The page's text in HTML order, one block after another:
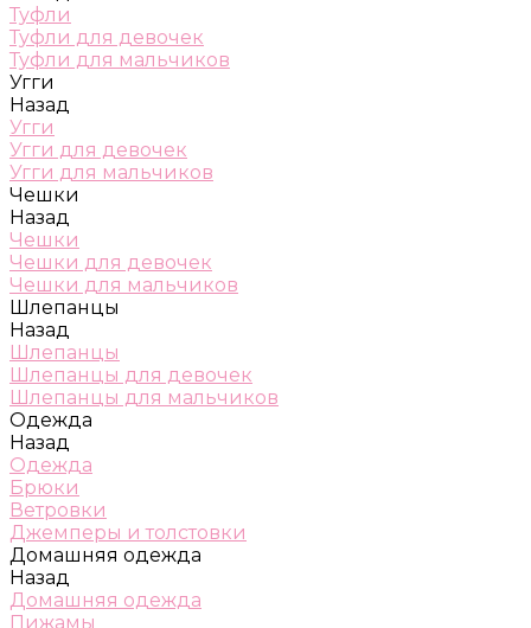
Туфли
Туфли для девочек
Туфли для мальчиков
Угги
Назад
Угги
Угги для девочек
Угги для мальчиков
Чешки
Назад
Чешки
Чешки для девочек
Чешки для мальчиков
Шлепанцы
Назад
Шлепанцы
Шлепанцы для девочек
Шлепанцы для мальчиков
Одежда
Назад
Одежда
Брюки
Ветровки
Джемперы и толстовки
Домашняя одежда
Назад
Домашняя одежда
Пижамы